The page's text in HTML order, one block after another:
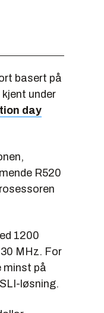
basert på
under
day
R520
1200
MHz. For
minst på
løsning.